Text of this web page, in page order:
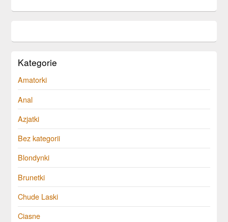
Kategorie
Amatorki
Anal
Azjatki
Bez kategorii
Blondynki
Brunetki
Chude Laski
Ciasne